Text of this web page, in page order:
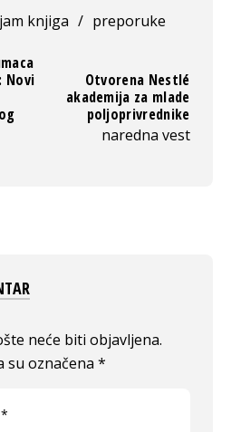
knjiga / preporuke
Novi
Otvorena Nestlé
akademija za mlade
poljoprivrednike
naredna vest
neće biti objavljena.
su označena*